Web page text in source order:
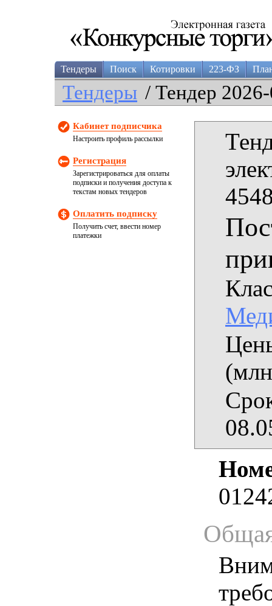
Тендеры Поиск Котировки 223-ФЗ
Тендеры / Тендер
Кабинет подписчика
Настроить профиль рассылки
Регистрация
Зарегистрироваться для оплаты
подписки и получения доступа к
текстам новых тендеров
Оплатить подписку
Получить счет, ввести номер
платежки